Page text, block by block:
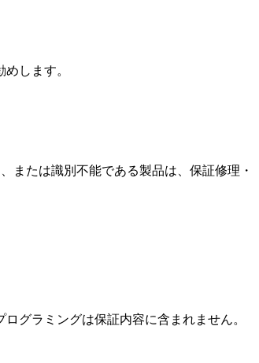
します。
たは識別不能である製品は、保証修理・
グラミングは保証内容に含まれません。 